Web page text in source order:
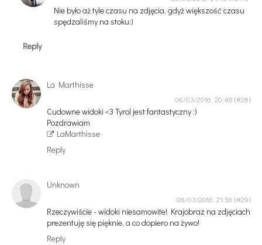
Nie było aż tyle czasu na zdjęcia, gdyż większość czasu
spędzaliśmy na stoku:)
Reply
La Marthisse
06/03/2016, 20:48
Cudowne widoki <3 Tyrol jest fantastyczny :)
Pozdrawiam
LaMarthisse
Reply
Unknown
06/03/2016, 21:56
Rzeczywiście - widoki niesamowite! Krajobraz na zdjęciach
prezentuję się pięknie, a co dopiero na żywo!
Reply